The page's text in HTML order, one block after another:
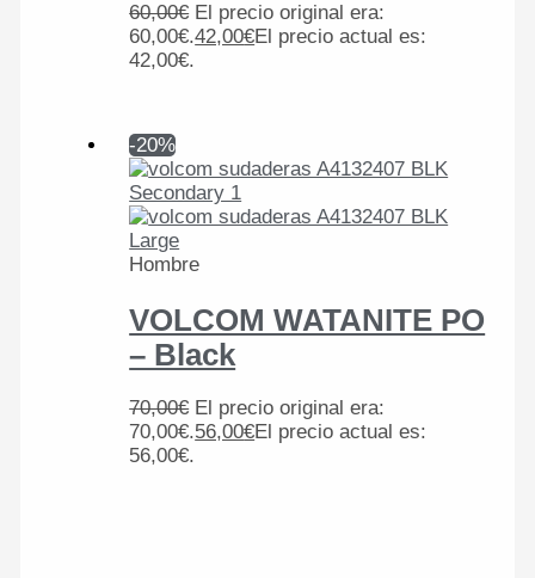
60,00€ El precio original era:
60,00€.42,00€El precio actual es:
42,00€.
-20%
Hombre
VOLCOM WATANITE PO
– Black
70,00€ El precio original era:
70,00€.56,00€El precio actual es:
56,00€.